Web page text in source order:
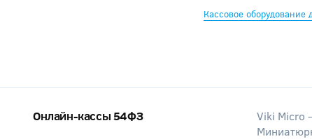
Кассовое оборудование
Онлайн-кассы 54ФЗ
Viki Micro